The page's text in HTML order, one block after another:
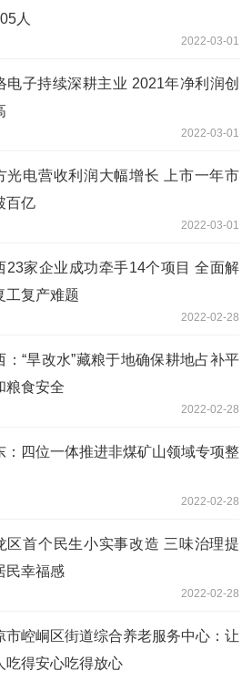
人
2022-03-01
电子持续深耕主业 2021年净利润创
2022-03-01
光电营收利润大幅增长 上市一年市
百亿
2022-03-01
23家企业成功牵手14个项目 全面解
工复产难题
2022-02-28
：“旱改水”藏粮于地确保耕地占补平
粮食安全
2022-02-28
：四位一体推进非煤矿山领域专项整
2022-02-28
区首个民生小实事改造 三味治理提
民幸福感
2022-02-28
市崆峒区街道综合养老服务中心：让
吃得安心吃得放心